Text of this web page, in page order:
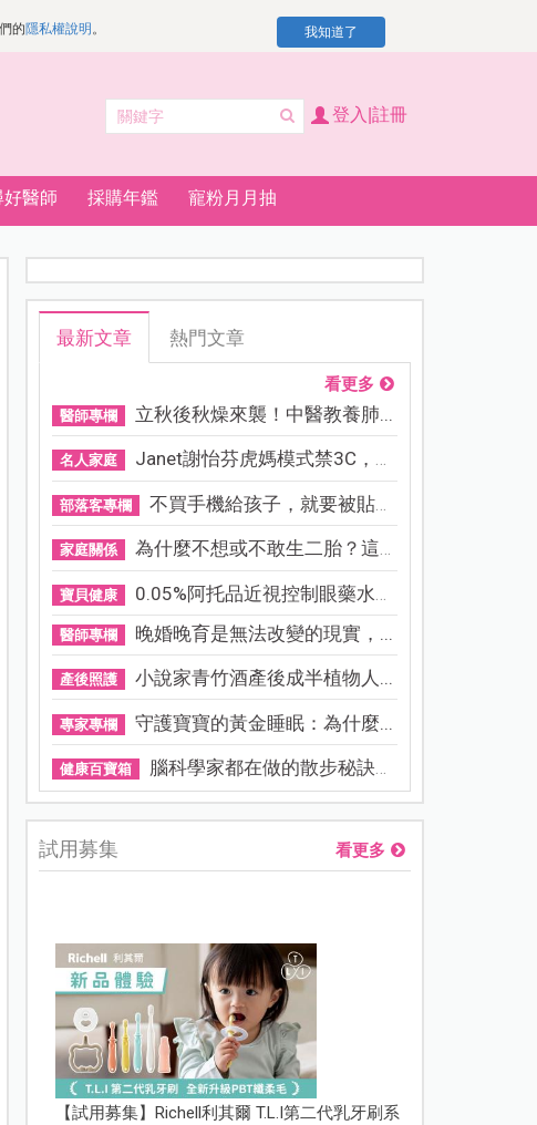
的隱私權說明 。 我知道了
登入|註冊
好醫師 採購年鑑 寵粉月月抽
最新文章 熱門文章
看更多
醫師專欄 立秋後秋燥來襲！中醫教養肺...
名人家庭 Janet謝怡芬虎媽模式禁3C，看...
部落客專欄 不買手機給孩子，就要被貼「...
家庭關係 為什麼不想或不敢生二胎？這8...
寶貝健康 0.05%阿托品近視控制眼藥水納...
醫師專欄 晚婚晚育是無法改變的現實，...
產後照護 小說家青竹酒產後成半植物人...
專家專欄 守護寶寶的黃金睡眠：為什麼...
健康百寶箱 腦科學家都在做的散步秘訣！...
試用募集 看更多
【試用募集】Richell利其爾 T.L.I第二代乳牙刷系